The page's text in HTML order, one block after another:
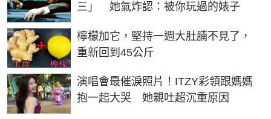
三」 她氣炸認：被你玩過的婊子
檸檬加它，堅持一週大肚腩不見了，
重新回到45公斤
PR
演唱會最催淚照片！ITZY彩領跟媽媽
抱一起大哭 她親吐超沉重原因